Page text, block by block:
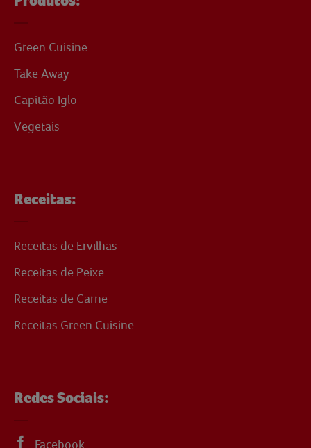
Green Cuisine
Take Away
Capitão Iglo
Vegetais
Receitas:
Receitas de Ervilhas
Receitas de Peixe
Receitas de Carne
Receitas Green Cuisine
Redes Sociais:
Facebook